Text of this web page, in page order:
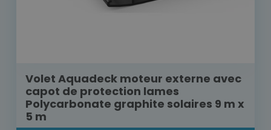
Volet Aquadeck moteur externe avec
capot de protection lames
Polycarbonate graphite solaires 9 m x
5 m